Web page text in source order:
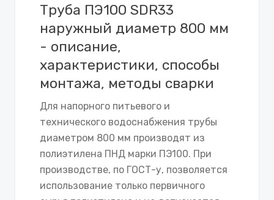
Труба ПЭ100 SDR33
наружный диаметр 800 мм
- описание,
характеристики, способы
монтажа, методы сварки
Для напорного питьевого и
технического водоснабжения трубы
диаметром 800 мм производят из
полиэтилена ПНД марки ПЭ100. При
производстве, по ГОСТ-у, позволяется
использование только первичного